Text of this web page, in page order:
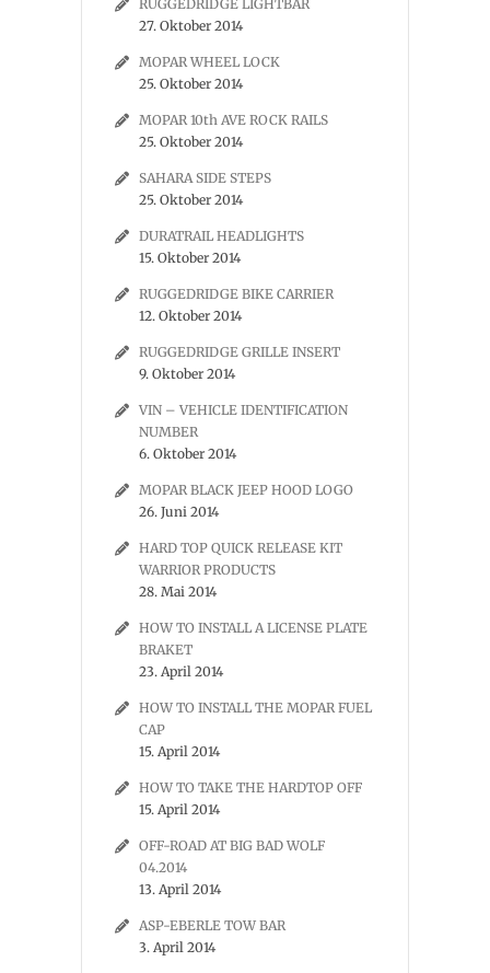
RUGGEDRIDGE LIGHTBAR
27. Oktober 2014
MOPAR WHEEL LOCK
25. Oktober 2014
MOPAR 10th AVE ROCK RAILS
25. Oktober 2014
SAHARA SIDE STEPS
25. Oktober 2014
DURATRAIL HEADLIGHTS
15. Oktober 2014
RUGGEDRIDGE BIKE CARRIER
12. Oktober 2014
RUGGEDRIDGE GRILLE INSERT
9. Oktober 2014
VIN – VEHICLE IDENTIFICATION
NUMBER
6. Oktober 2014
MOPAR BLACK JEEP HOOD LOGO
26. Juni 2014
HARD TOP QUICK RELEASE KIT
WARRIOR PRODUCTS
28. Mai 2014
HOW TO INSTALL A LICENSE PLATE
BRAKET
23. April 2014
HOW TO INSTALL THE MOPAR FUEL
CAP
15. April 2014
HOW TO TAKE THE HARDTOP OFF
15. April 2014
OFF-ROAD AT BIG BAD WOLF
04.2014
13. April 2014
ASP-EBERLE TOW BAR
3. April 2014